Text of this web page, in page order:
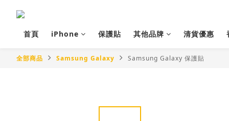
首頁 iPhone 保護貼 其他品牌 清貨優惠
全部商品 Samsung Galaxy Samsung Galaxy 保護貼